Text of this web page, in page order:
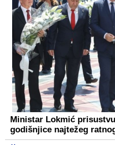
Ministar Lokmić
godišnjice najtežeg